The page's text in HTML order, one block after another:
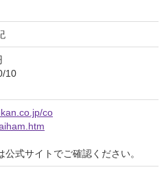
10
co
式サイトでご確認ください。